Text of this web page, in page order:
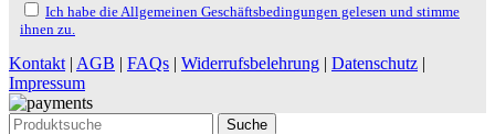
Ich habe die Allgemeinen Geschäftsbedingungen gelesen und stimme
ihnen zu.
Kontakt | AGB | FAQs | Widerrufsbelehrung | Datenschutz |
Impressum
Suche